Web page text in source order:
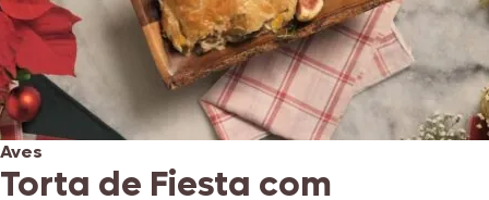
Aves
Torta de Fiesta com